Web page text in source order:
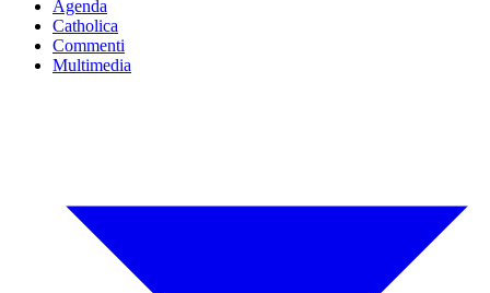
Agenda
Catholica
Commenti
Multimedia